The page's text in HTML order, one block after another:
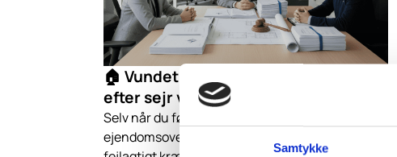
Samtykke
🏠 Vundet! Klient beholder sit hjem
efter sejr ved Skatteankenævnet
Selv når du følger professionel rådgivning ved
ejendomsoverdragelse, kan Skattestyrelsen